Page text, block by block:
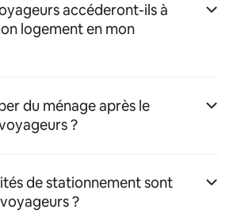
accéderont-ils à
logement en mon
du ménage après le
?
de stationnement sont
?